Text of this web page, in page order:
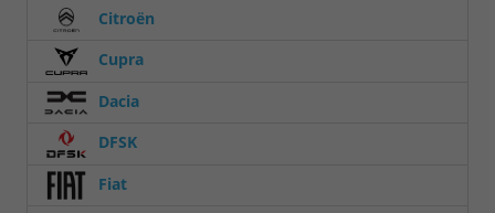
Citroën
Cupra
Dacia
DFSK
Fiat